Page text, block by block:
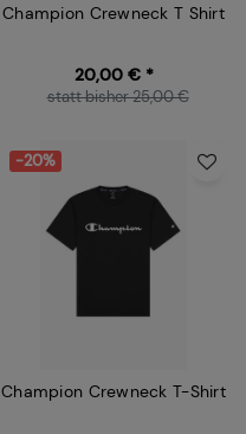
Champion Crewneck T Shirt
20,00 € *
statt bisher 25,00 €
-20%
Champion Crewneck T-Shirt